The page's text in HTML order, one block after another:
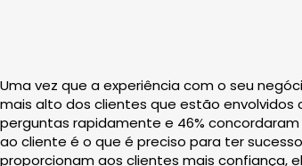
Uma vez que a experiência com o seu
mais alto dos clientes que estão envolvidos
perguntas rapidamente e 46%
ao cliente é o que é preciso para ter
proporcionam aos clientes mais confiança,